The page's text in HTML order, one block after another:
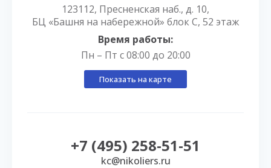
123112, Пресненская наб., д. 10,
БЦ «Башня на набережной» блок С, 52 этаж
Время работы:
Пн – Пт с 08:00 до 20:00
Показать на карте
+7 (495) 258-51-51
kc@nikoliers.ru